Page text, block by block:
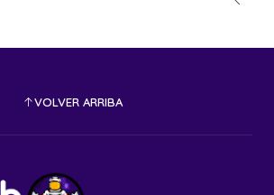
VOLVER ARRIBA